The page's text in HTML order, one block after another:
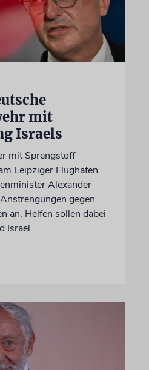
mit
Israels
mit Sprengstoff
Leipziger Flughafen
Alexander
gegen
an. Helfen sollen dabei
Israel